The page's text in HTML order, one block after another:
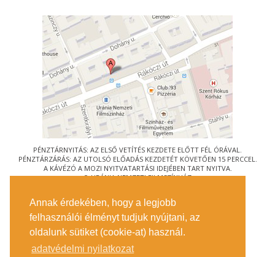
Annak érdekében, hogy a legjobb
felhasználói élményt tudjuk nyújtani, az
oldalunk sütiket (cookie-at) használ.
adatvédelmi nyilatkozat
PÉNZTÁRNYITÁS: AZ ELSŐ VETÍTÉS KEZDETE ELŐTT FÉL ÓRÁVAL.
PÉNZTÁRZÁRÁS: AZ UTOLSÓ ELŐADÁS KEZDETÉT KÖVETŐEN 15 PERCCEL.
A KÁVÉZÓ A MOZI NYITVATARTÁSI IDEJÉBEN TART NYITVA.
© URÁNIA NEMZETI FILMSZÍNHÁZ
1088 BUDAPEST, RÁKÓCZI ÚT 21.
MEGKÖZELÍTÉS
JEGYINFORMÁCIÓ
ÍRJON NEKÜNK!